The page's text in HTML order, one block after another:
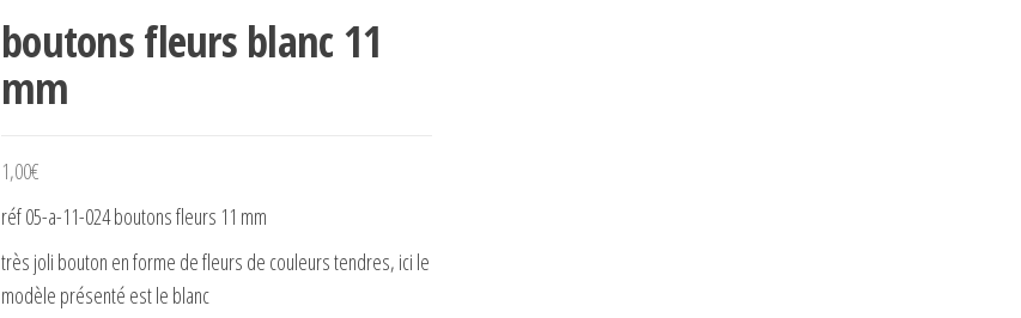
boutons fleurs blanc 11
mm
1,00€
réf 05-a-11-024 boutons fleurs 11 mm
très joli bouton en forme de fleurs de couleurs tendres, ici le
modèle présenté est le blanc